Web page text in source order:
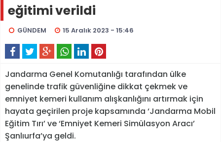
eğitimi verildi
GÜNDEM 15 Aralık 2023 - 15:46
Jandarma Genel Komutanlığı tarafından ülke
genelinde trafik güvenliğine dikkat çekmek ve
emniyet kemeri kullanım alışkanlığını artırmak için
hayata geçirilen proje kapsamında ‘Jandarma Mobil
Eğitim Tırı’ ve ‘Emniyet Kemeri Simülasyon Aracı’
Şanlıurfa’ya geldi.